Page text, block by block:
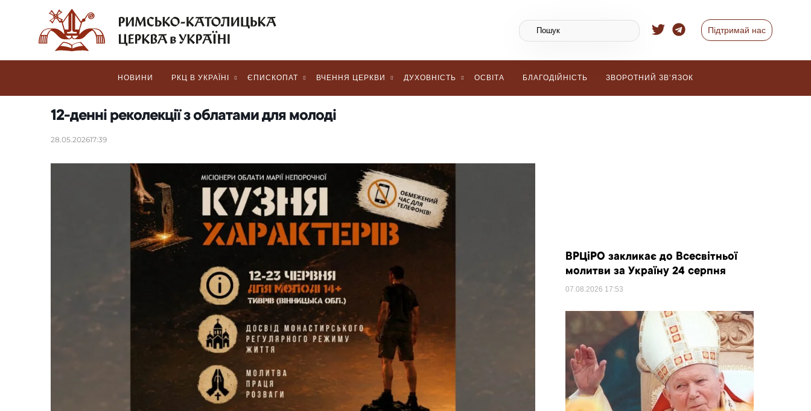
Підтримай нас
НОВИНИ РКЦ В УКРАЇНІ ЄПИСКОПАТ ВЧЕННЯ ЦЕРКВИ ДУХОВНІСТЬ ОСВІТА БЛАГОДІЙНІСТЬ ЗВОРОТНИЙ ЗВ’ЯЗОК
12-денні реколекції з облатами для молоді
28.05.202617:39
ВРЦіРО закликає до Всесвітньої
молитви за Україну 24 серпня
07.08.2026 17:53